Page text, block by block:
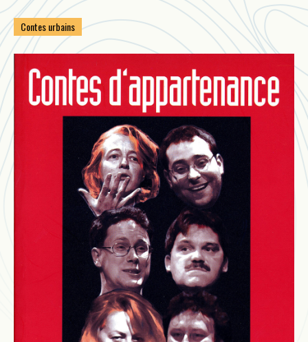
Contes urbains